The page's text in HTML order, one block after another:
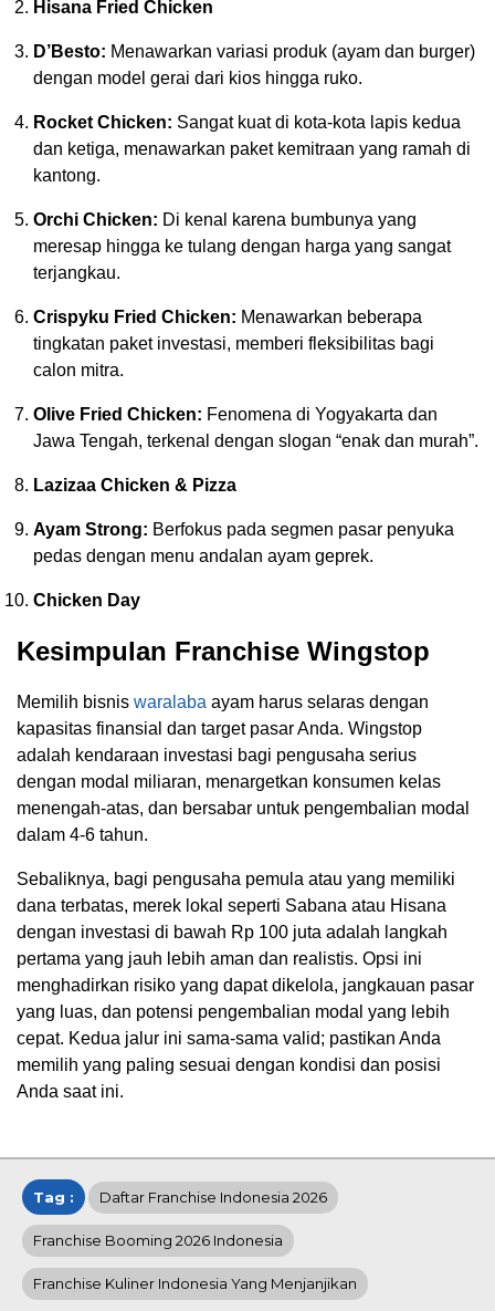
Hisana Fried Chicken
D’Besto: Menawarkan variasi produk (ayam dan burger)
dengan model gerai dari kios hingga ruko.
Rocket Chicken: Sangat kuat di kota-kota lapis kedua
dan ketiga, menawarkan paket kemitraan yang ramah di
kantong.
Orchi Chicken: Di kenal karena bumbunya yang
meresap hingga ke tulang dengan harga yang sangat
terjangkau.
Crispyku Fried Chicken: Menawarkan beberapa
tingkatan paket investasi, memberi fleksibilitas bagi
calon mitra.
Olive Fried Chicken: Fenomena di Yogyakarta dan
Jawa Tengah, terkenal dengan slogan “enak dan murah”.
Lazizaa Chicken & Pizza
Ayam Strong: Berfokus pada segmen pasar penyuka
pedas dengan menu andalan ayam geprek.
Chicken Day
Kesimpulan Franchise Wingstop
Memilih bisnis waralaba ayam harus selaras dengan
kapasitas finansial dan target pasar Anda. Wingstop
adalah kendaraan investasi bagi pengusaha serius
dengan modal miliaran, menargetkan konsumen kelas
menengah-atas, dan bersabar untuk pengembalian modal
dalam 4-6 tahun.
Sebaliknya, bagi pengusaha pemula atau yang memiliki
dana terbatas, merek lokal seperti Sabana atau Hisana
dengan investasi di bawah Rp 100 juta adalah langkah
pertama yang jauh lebih aman dan realistis. Opsi ini
menghadirkan risiko yang dapat dikelola, jangkauan pasar
yang luas, dan potensi pengembalian modal yang lebih
cepat. Kedua jalur ini sama-sama valid; pastikan Anda
memilih yang paling sesuai dengan kondisi dan posisi
Anda saat ini.
Tag : Daftar Franchise Indonesia 2026
Franchise Booming 2026 Indonesia
Franchise Kuliner Indonesia Yang Menjanjikan